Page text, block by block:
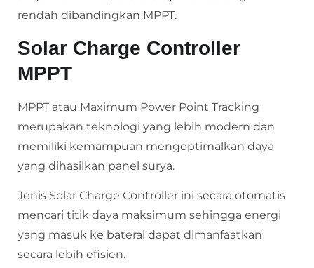
rendah dibandingkan MPPT.
Solar Charge Controller
MPPT
MPPT atau Maximum Power Point Tracking
merupakan teknologi yang lebih modern dan
memiliki kemampuan mengoptimalkan daya
yang dihasilkan panel surya.
Jenis Solar Charge Controller ini secara otomatis
mencari titik daya maksimum sehingga energi
yang masuk ke baterai dapat dimanfaatkan
secara lebih efisien.